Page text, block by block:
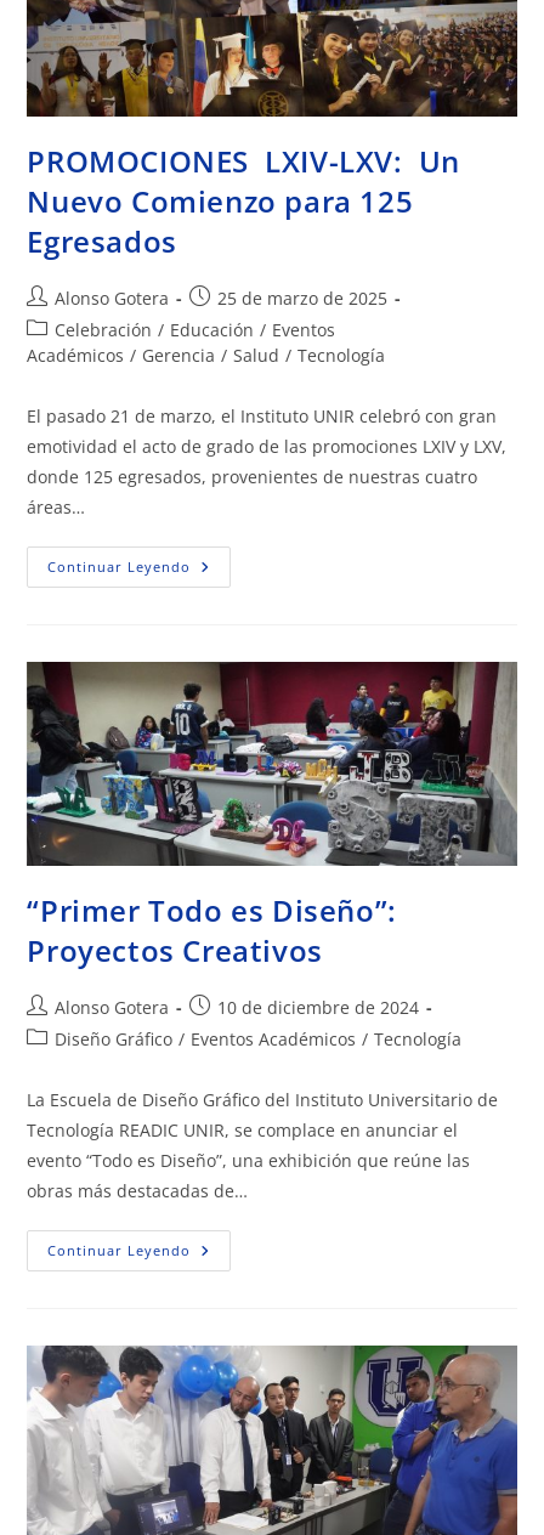
PROMOCIONES LXIV-LXV: Un
Nuevo Comienzo para 125
Egresados
Alonso Gotera
25 de marzo de 2025
Celebración / Educación / Eventos
Académicos / Gerencia / Salud / Tecnología
El pasado 21 de marzo, el Instituto UNIR celebró con gran
emotividad el acto de grado de las promociones LXIV y LXV,
donde 125 egresados, provenientes de nuestras cuatro
áreas…
Continuar Leyendo
“Primer Todo es Diseño”:
Proyectos Creativos
Alonso Gotera
10 de diciembre de 2024
Diseño Gráfico / Eventos Académicos / Tecnología
La Escuela de Diseño Gráfico del Instituto Universitario de
Tecnología READIC UNIR, se complace en anunciar el
evento “Todo es Diseño”, una exhibición que reúne las
obras más destacadas de…
Continuar Leyendo